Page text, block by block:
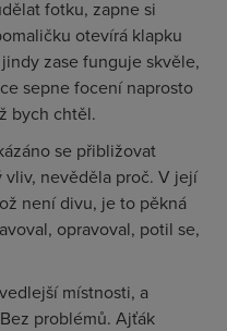
fotku, zapne si
otevírá klapku
zase funguje skvěle,
sepne focení naprosto
bych chtěl.
se přibližovat
nevěděla proč. V její
není divu, je to pěkná
opravoval, potil se,
místnosti, a
problémů. Ajťák